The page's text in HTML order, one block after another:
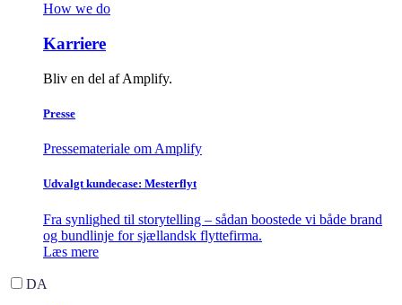
How we do
Karriere
Bliv en del af Amplify.
Presse
Pressemateriale om Amplify
Udvalgt kundecase: Mesterflyt
Fra synlighed til storytelling – sådan boostede vi både brand
og bundlinje for sjællandsk flyttefirma.
Læs mere
DA